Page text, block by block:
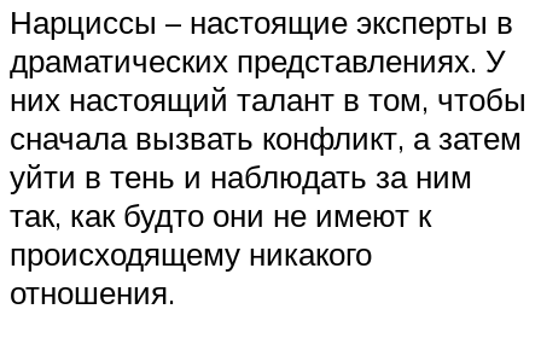
Нарциссы – настоящие эксперты в
драматических представлениях. У
них настоящий талант в том, чтобы
сначала вызвать конфликт, а затем
уйти в тень и наблюдать за ним
так, как будто они не имеют к
происходящему никакого
отношения.